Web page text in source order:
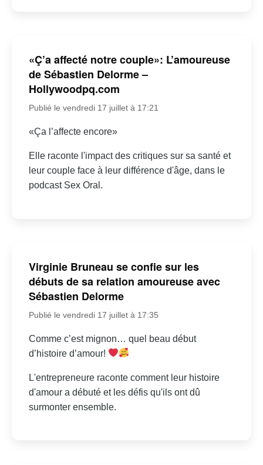
«Ç’a affecté notre couple»: L’amoureuse
de Sébastien Delorme –
Hollywoodpq.com
Publié le vendredi 17 juillet à 17:21
«Ça l’affecte encore»
Elle raconte l'impact des critiques sur sa santé et
leur couple face à leur différence d'âge, dans le
podcast Sex Oral.
Virginie Bruneau se confie sur les
débuts de sa relation amoureuse avec
Sébastien Delorme
Publié le vendredi 17 juillet à 17:35
Comme c’est mignon… quel beau début
d’histoire d’amour!
L'entrepreneure raconte comment leur histoire
d'amour a débuté et les défis qu'ils ont dû
surmonter ensemble.